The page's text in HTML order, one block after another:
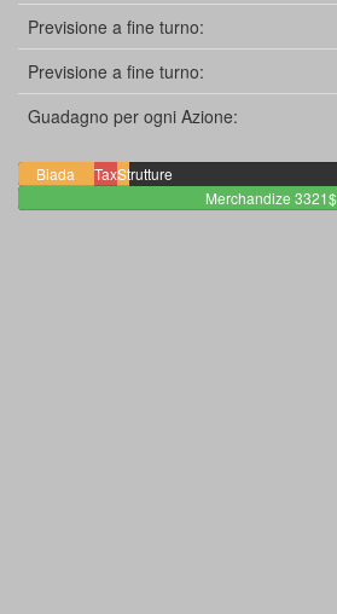
Previsione a fine turno:
Previsione a fine turno:
Guadagno per ogni Azione:
Biada
Staff
TaxStrutture
Merchandize 3321$